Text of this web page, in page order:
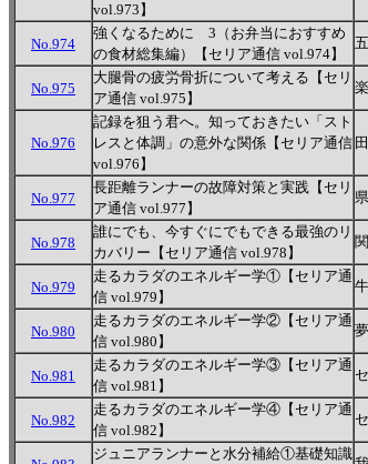
vol.973】
No.974
強くなるために 3（お弁当におすすめ
の食材総集編）【セリア通信 vol.974】
No.975
大腿骨の疲労骨折について考える【セリ
ア通信 vol.975】
No.976
記録を狙う君へ。知っておきたい「スト
レスと体調」の意外な関係【セリア通信
vol.976】
No.977
長距離ランナーの故障対策と実践【セリ
ア通信 vol.977】
No.978
誰にでも、今すぐにでもできる最強のリ
カバリー【セリア通信 vol.978】
No.979
走るカラダのエネルギー学①【セリア通
信 vol.979】
No.980
走るカラダのエネルギー学②【セリア通
信 vol.980】
No.981
走るカラダのエネルギー学③【セリア通
信 vol.981】
No.982
走るカラダのエネルギー学④【セリア通
信 vol.982】
ジュニアランナーと水分補給①基礎知識